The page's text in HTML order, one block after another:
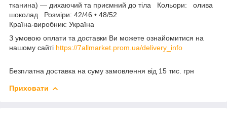
тканина) — дихаючий та приємний до тіла Кольори: олива
шоколад Розміри: 42/46 • 48/52
Країна-виробник: Україна
З умовою оплати та доставки Ви можете ознайомитися на
нашому сайті https://7allmarket.prom.ua/delivery_info
Безплатна доставка на суму замовлення від 15 тис. грн
Приховати